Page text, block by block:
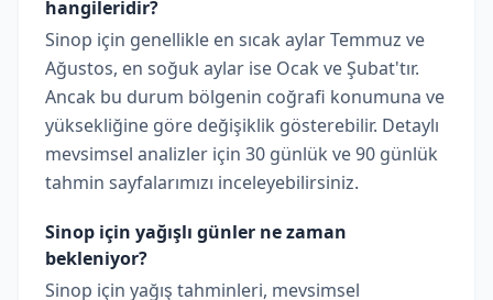
hangileridir?
Sinop için genellikle en sıcak aylar Temmuz ve
Ağustos, en soğuk aylar ise Ocak ve Şubat'tır.
Ancak bu durum bölgenin coğrafi konumuna ve
yüksekliğine göre değişiklik gösterebilir. Detaylı
mevsimsel analizler için 30 günlük ve 90 günlük
tahmin sayfalarımızı inceleyebilirsiniz.
Sinop için yağışlı günler ne zaman
bekleniyor?
Sinop için yağış tahminleri, mevsimsel